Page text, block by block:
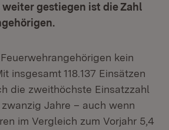
gestiegen ist die Zahl
Feuerwehrangehörigen kein
insgesamt 118.137 Einsätzen
die zweithöchste Einsatzzahl
Jahre – auch wenn
im Vergleich zum Vorjahr 5,4